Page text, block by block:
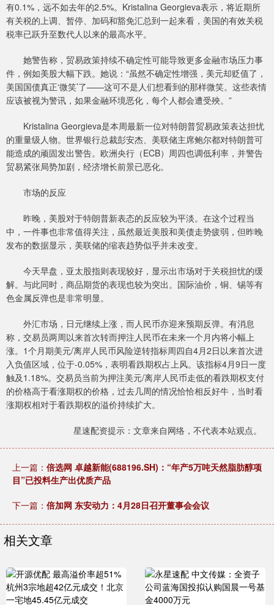
有0.1%，远不如去年的2.5%。Kristalina Georgieva表示，将近期所
有关税的上调、暂停、加码和豁免汇总到一起来看，美国的有效关税
税率已跃升至数代人以来的最高水平。
她警告称，贸易政策持续不确定性可能导致更多金融市场压力事
件，例如美股大幅下跌。她说：“虽然不确定性增强，美元却贬值了，
美国国债真正‘微笑’了——这可不是人们想看到的那样微笑。这些表情
应该被视为警讯，如果金融环境恶化，每个人都会遭受殃。”
Kristalina Georgieva是本周最新一位对特朗普贸易政策表达担忧
的重量级人物。世界银行总裁彭安杰、美联储主席鲍尔都对特朗普可
能造成的顽固发出警告。欧洲央行（ECB）周四也调低利率，并警告
贸易紧张局势加剧，经济增长前景已恶化。
市场的反应
昨晚，美股对于特朗普新表态的反应较为平淡。在这个过程当
中，一件事也非常值得关注，虽然最近美股和美债走势疲弱，但昨晚
发布的数据显示，美联储的缩表趋势似乎并未改变。
今天早盘，亚太股指则表现较好，显示出市场对于关税担忧的缓
解。与此同时，商品期货的表现也较为突出。国际油价，铜、锡等有
色金属反弹也是非常明显。
外汇市场，日元继续上涨，而人民币亦迎来预期反弹。有消息
称，交易员两周以来首次转而押注人民币在未来一个月内将小幅上
涨。1个月期美元/离岸人民币风险逆转指标周四自4月2日以来首次进
入负值区域，位于-0.05%，表明看跌期权占上风。该指标4月9日一度
触及1.18%。交易员当前为押注美元/离岸人民币走低的看跌期权支付
的价格高于看涨期权的价格，过去几周的情况恰恰相反好牛，当时看
涨期权相对于看跌期权的溢价持续扩大。
星速配资提示：文章来自网络，不代表本站观点。
上一篇： 倍选网 卓越新能(688196.SH)：“年产5万吨天然脂肪醇项
目”已投料生产出优质产品
下一篇： 倍加网 东安动力：4月28日召开董事会会议
相关文章